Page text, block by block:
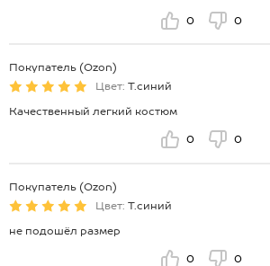
0 0
Покупатель (Ozon)
Цвет: Т.синий
Качественный легкий костюм
0 0
Покупатель (Ozon)
Цвет: Т.синий
не подошёл размер
0 0